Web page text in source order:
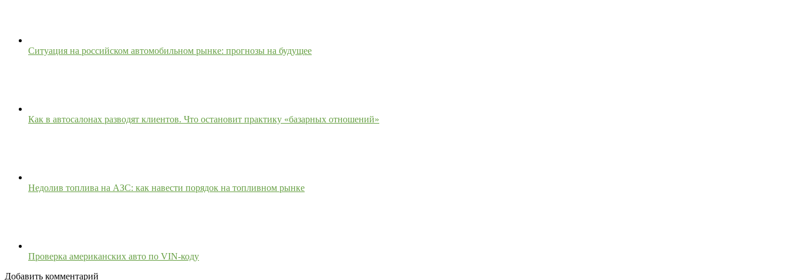
Ситуация на российском автомобильном рынке: прогнозы на будущее
Как в автосалонах разводят клиентов. Что остановит практику «базарных отношений»
Недолив топлива на АЗС: как навести порядок на топливном рынке
Проверка американских авто по VIN-коду
Добавить комментарий